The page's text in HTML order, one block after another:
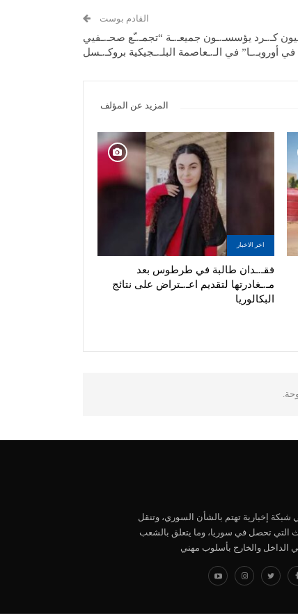
القادم بوست
كـ.ـرد يؤسسـ.ـون جميعـ.ـة “تجمـ.ـّع صحـ.ـفيي
أوروبـ.ـا” في الـ.ـعاصمة البلـ.ـجيكية بروكـ.ـسل
المزيد عن المؤلف
اخر الاخبار
فقـ.ـدان طالبة في طرطوس بعد
مـ.ـغادرتها لتقديم اعـ.ـتراض على نتائج
البكالوريا
إخبارية تهتم بالشأن السوري، وتنقل
التي تحصل في سوريا، وما يتعلق بالشعب
الداخل والخارج بأسلوب مهني